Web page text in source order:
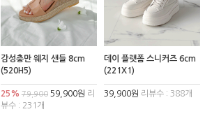
감성충만 웨지 샌들 8cm
(520H5)
25% 79,90059,900원 리
뷰수 : 231개
데이 플랫폼 스니커즈 6cm
(221X1)
39,900원 리뷰수 : 388개